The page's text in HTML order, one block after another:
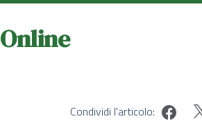
Online
Condividi l'articolo: